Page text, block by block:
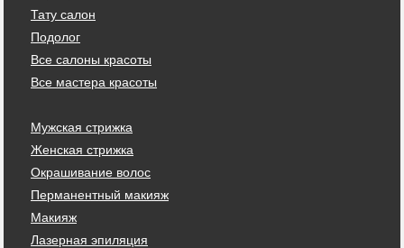
Тату салон
Подолог
Все салоны красоты
Все мастера красоты
Мужская стрижка
Женская стрижка
Окрашивание волос
Перманентный макияж
Макияж
Лазерная эпиляция